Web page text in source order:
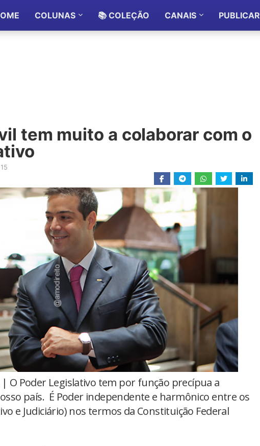
COLUNAS 📚 COLEÇÃO CANAIS PUBLICAR
tem muito a colaborar com o
O Poder Legislativo tem por função precípua a
país. É Poder independente e harmônico entre os
e Judiciário) nos termos da Constituição Federal